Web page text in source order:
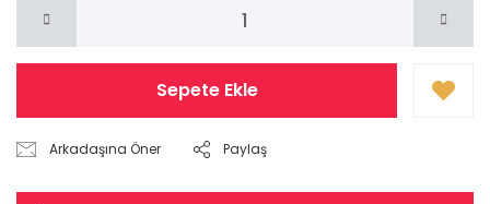
Sepete Ekle
Arkadaşına Öner Paylaş